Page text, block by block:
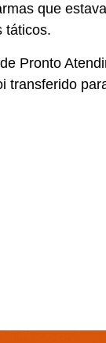
que
táticos.
Pronto
transferido